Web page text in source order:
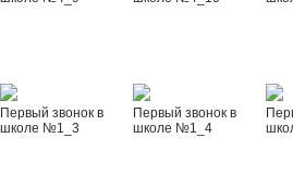
Первый звонок в
школе №1_3
Первый звонок в
школе №1_4